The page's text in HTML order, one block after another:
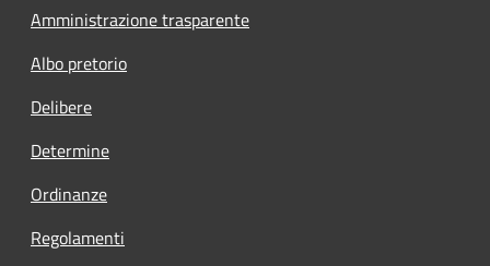
Amministrazione trasparente
Albo pretorio
Delibere
Determine
Ordinanze
Regolamenti